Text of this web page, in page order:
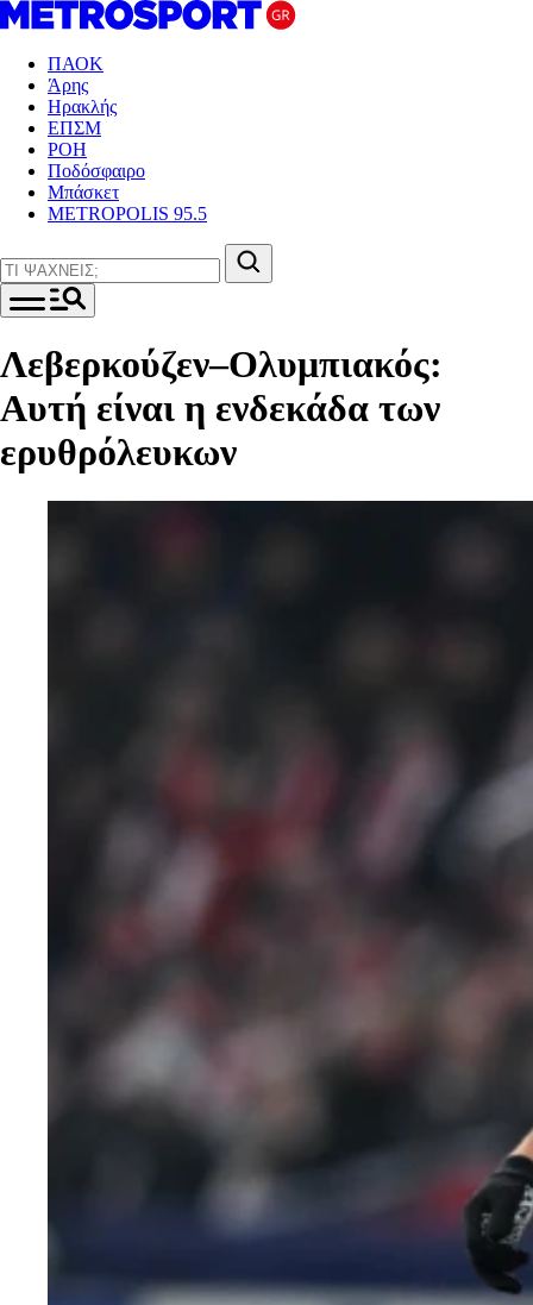
ΠΑΟΚ
Άρης
Ηρακλής
ΕΠΣΜ
ΡΟΗ
Ποδόσφαιρο
Μπάσκετ
METROPOLIS 95.5
Λεβερκούζεν–Ολυμπιακός:
Αυτή είναι η ενδεκάδα των
ερυθρόλευκων